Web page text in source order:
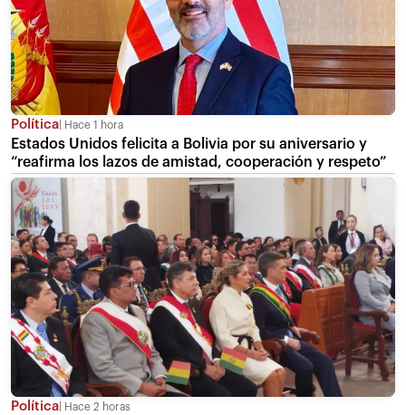
Política Hace 1 hora
Estados Unidos felicita a Bolivia por su aniversario y
“reafirma los lazos de amistad, cooperación y respeto”
Política Hace 2 horas